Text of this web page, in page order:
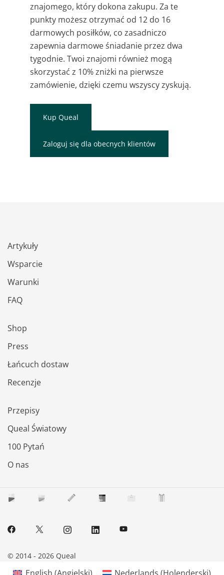
znajomego, który dokona zakupu. Za te
punkty możesz otrzymać od 12 do 16
darmowych posiłków, co zasadniczo
zapewnia darmowe śniadanie przez dwa
tygodnie. Twoi znajomi również mogą
skorzystać z 10% zniżki na pierwsze
zamówienie, dzięki czemu wszyscy zyskują.
Kup Queal
Zaloguj się dla obecnych klientów
Artykuły
Wsparcie
Warunki
FAQ
Shop
Press
Łańcuch dostaw
Recenzje
Przepisy
Queal Światowy
100 Pytań
O nas
© 2014 - 2026 Queal